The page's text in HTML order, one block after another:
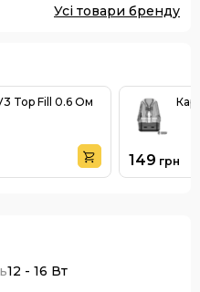
Усі товари бренду
Top Fill 0.6 Ом
149 грн
12 - 16 Вт